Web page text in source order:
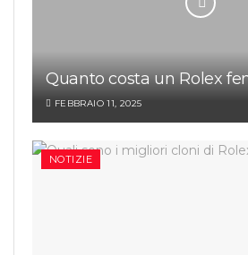
Quanto costa un Rolex
FEBBRAIO 11, 2025
NOTIZIE